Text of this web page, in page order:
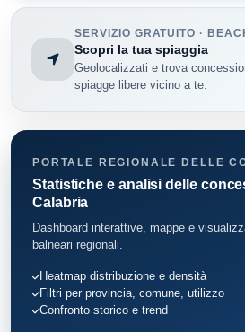
San Sostene
Santa Caterina dello Ionio
Sant'Andrea Apostolo dello Ionio
Sellia Marina
Soverato
Stalettì
SERVIZIO GRATUITO ·
Scopri la tua spiaggia
Geolocalizzati e trova
spiagge libere vicino a te.
PORTALE REGIONALE DELLE
Statistiche e analisi delle
Calabria
Dashboard interattive, mappe e
balneari regionali.
Heatmap distribuzione e densità
Filtri per provincia, comune, utilizzo
Confronto storico e trend